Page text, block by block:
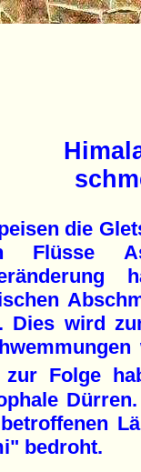
die
Flüsse
Dies wird
zur Folge
bedroht.